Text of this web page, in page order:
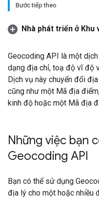
Bước tiếp theo
Nhà phát triển ở Khu
Geocoding API là một
dạng địa chỉ, toạ độ vĩ độ
Dịch vụ này chuyển đổi
cũng như một Mã địa
kinh độ hoặc một Mã địa
Những việc bạn
Geocoding API
Bạn có thể sử dụng
địa lý cho một hoặc nhiều